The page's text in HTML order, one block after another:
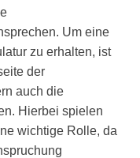
Um eine
zu erhalten, ist
der
auch die
Hierbei spielen
wichtige Rolle, da